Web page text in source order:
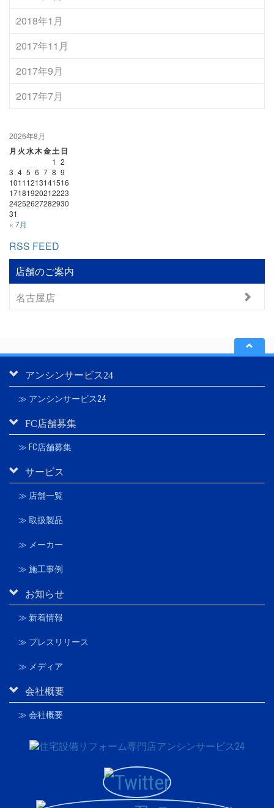
2018年1月
2017年11月
2017年9月
2017年7月
2026年8月
月 火水木金土 日
1 2
3 4 5 6 7 8 9
10111213141516
17181920212223
24252627282930
31
« 7月
RSS FEED
店舗のご案内
名古屋店
アンシンサービス24
≫ アンシンサービス24
FC店舗募集
≫ FC店舗募集
サービス
≫ 店舗一覧
≫ 取扱製品
≫ メーカー
≫ 施工事例
お知らせ
≫ 新着情報
≫ プレスリリース
≫ メディア
会社概要
≫ 会社概要